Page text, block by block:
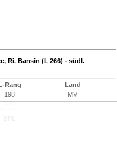
Ri. Bansin (L 266) - südl.
L-Rang
198
(133)
Land
MV